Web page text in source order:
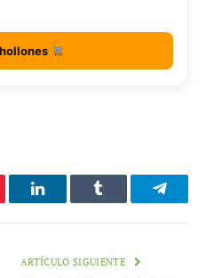
LinkedInTumblr
ARTÍCULO SIGUIENTE